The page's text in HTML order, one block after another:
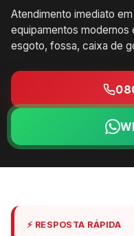
Atendimento imediato
equipamentos modernos
esgoto, fossa, caixa de
⚡ RESPOSTA RÁPIDA